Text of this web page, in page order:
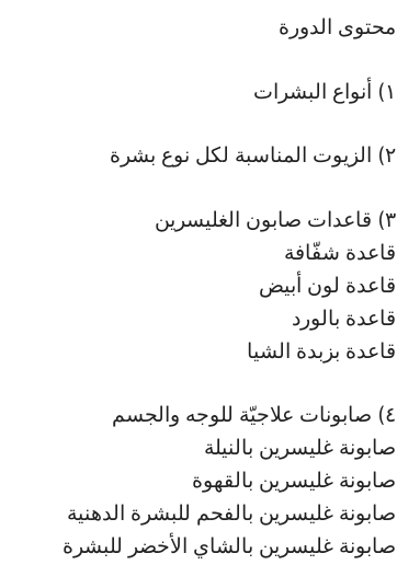
محتوى الدورة
١) أنواع البشرات
٢) الزيوت المناسبة لكل نوع بشرة
٣) قاعدات صابون الغليسرين
قاعدة شفّافة
قاعدة لون أبيض
قاعدة بالورد
قاعدة بزبدة الشيا
٤) صابونات علاجيّة للوجه والجسم
صابونة غليسرين بالنيلة
صابونة غليسرين بالقهوة
صابونة غليسرين بالفحم للبشرة الدهنية
صابونة غليسرين بالشاي الأخضر للبشرة